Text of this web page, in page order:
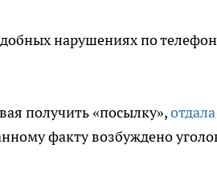
нарушениях по
получить «посылку»,
факту возбуждено